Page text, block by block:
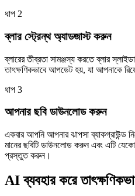
ধাপ 2
ব্লার স্ট্রেন্থ অ্যাডজাস্ট করুন
ব্লারের তীব্রতা সামঞ্জস্য করতে ব্লার
তাৎক্ষণিকভাবে আপডেট হয়, যা আপনাকে
ধাপ 3
আপনার ছবি ডাউনলোড করুন
একবার আপনি আপনার ঝাপসা ব্যাকগ্রাউন্ড
মানের ছবিটি ডাউনলোড করুন এবং এটি
প্রস্তুত করুন।
AI ব্যবহার করে